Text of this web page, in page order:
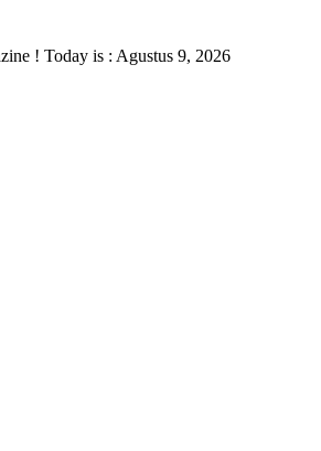
! Today is : Agustus 9, 2026